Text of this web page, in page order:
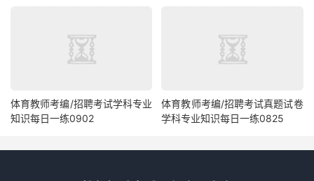
体育教师考编/招聘考试学科专业
知识每日一练0902
体育教师考编/招聘考试真题试卷
学科专业知识每日一练0825